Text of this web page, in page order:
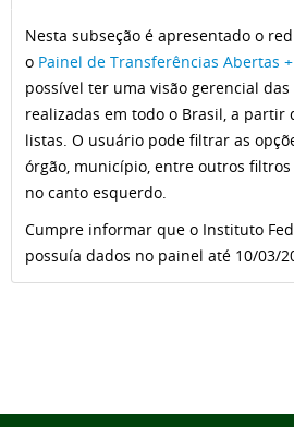
Nesta subseção é apresentado o
o Painel de Transferências Abertas
possível ter uma visão gerencial
realizadas em todo o Brasil, a partir
listas. O usuário pode filtrar as
órgão, município, entre outros
no canto esquerdo.
Cumpre informar que o Instituto
possuía dados no painel até 10/03/